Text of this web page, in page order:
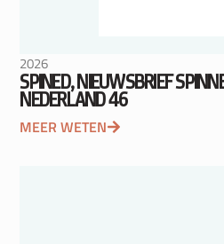
2026
SPINED, NIEUWSBRIEF
NEDERLAND 46
MEER WETEN